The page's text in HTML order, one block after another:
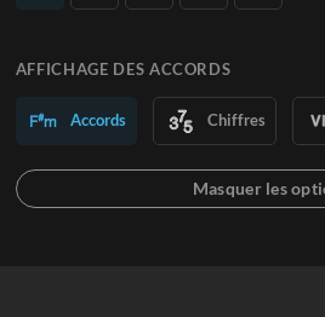
AFFICHAGE DES ACCORDS
Accords Chiffres